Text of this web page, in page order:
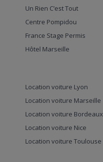
Un Rien C’est Tout
Centre Pompidou
France Stage Permis
Hôtel Marseille
Location voiture Lyon
Location voiture Marseille
Location voiture Bordeaux
Location voiture Nice
Location voiture Toulouse